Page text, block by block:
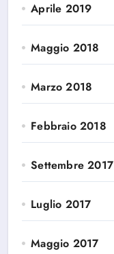
Aprile 2019
Maggio 2018
Marzo 2018
Febbraio 2018
Settembre 2017
Luglio 2017
Maggio 2017